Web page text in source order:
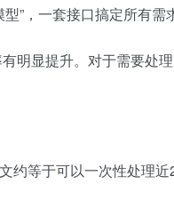
”，一套接口搞定所有需
明显提升。对于需要处
约等于可以一次性处理